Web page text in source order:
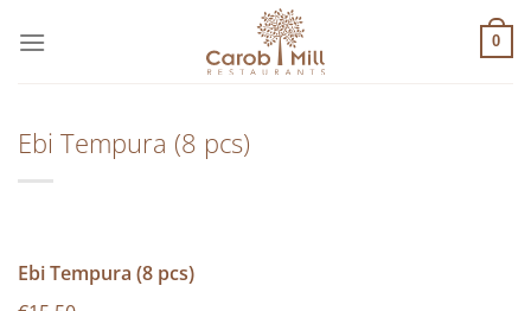
στο
0
Ebi Tempura (8 pcs)
Ebi Tempura (8 pcs)